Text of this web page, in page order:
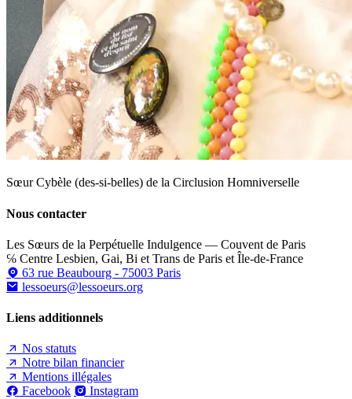
Sœur Cybèle (des-si-belles) de la Circlusion Homniverselle
Nous contacter
Les Sœurs de la Perpétuelle Indulgence — Couvent de Paris
℅ Centre Lesbien, Gai, Bi et Trans de Paris et Île-de-France
63 rue Beaubourg - 75003 Paris
lessoeurs@lessoeurs.org
Liens additionnels
Nos statuts
Notre bilan financier
Mentions illégales
Facebook
Instagram